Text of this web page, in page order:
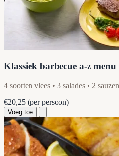
Klassiek barbecue a-z menu
4 soorten vlees • 3 salades • 2 sauzen
€20,25 (per persoon)
Voeg toe